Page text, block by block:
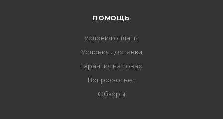
ПОМОЩЬ
Условия оплаты
Условия доставки
Гарантия на товар
Вопрос-ответ
Обзоры